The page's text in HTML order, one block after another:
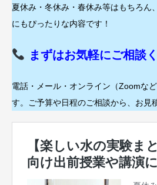
夏休み・冬休み・春休み等はもちろん
にもぴったりな内容です！
まずはお気軽にご相談
電話・メール・オンライン（Zoomな
す。ご予算や日程のご相談から、お見